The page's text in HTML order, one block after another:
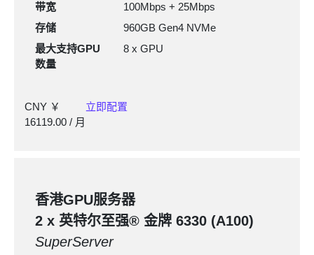
带宽
100Mbps + 25Mbps
存储
960GB Gen4 NVMe
最大支持GPU
数量
8 x GPU
CNY ￥
16119.00 / 月
立即配置
香港GPU服务器
2 x 英特尔至强® 金牌 6330 (A100)
SuperServer